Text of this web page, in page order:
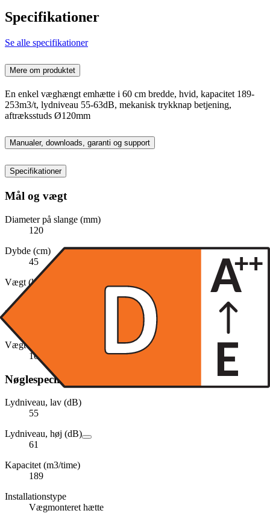
Specifikationer
Se alle specifikationer
Mere om produktet
En enkel væghængt emhætte i 60 cm bredde, hvid, kapacitet 189-
253m3/t, lydniveau 55-63dB, mekanisk trykknap betjening,
aftræksstuds Ø120mm
Manualer, downloads, garanti og support
Specifikationer
Mål og vægt
Diameter på slange (mm)
120
Dybde (cm)
45
Vægt (kg)
Bredde (cm)
Vægt (inkl. emballage)
100,0 g
Nøglespecifikation
Lydniveau, lav (dB)
55
Lydniveau, høj (dB)
61
Kapacitet (m3/time)
189
Installationstype
Vægmonteret hætte